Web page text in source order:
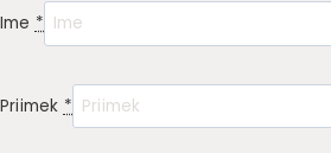
Ime *
Priimek *